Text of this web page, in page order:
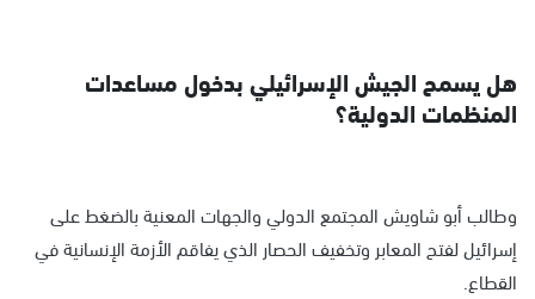
هل يسمح الجيش الإسرائيلي بدخول مساعدات
المنظمات الدولية؟
وطالب أبو شاويش المجتمع الدولي والجهات المعنية بالضغط على
إسرائيل لفتح المعابر وتخفيف الحصار الذي يفاقم الأزمة الإنسانية في
القطاع.